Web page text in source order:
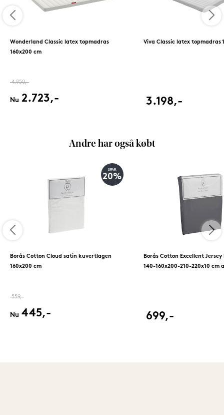
Wonderland Classic latex topmadras
160x200 cm
4.950,-
Nu 2.723,-
Viva Classic latex topmadras
3.198,-
Andre har også købt
SPAR
20%
Borås Cotton Cloud satin kuvertlagen
160x200 cm
559,-
Nu 445,-
Borås Cotton Excellent
140-160x200-210-220x10 cm
699,-